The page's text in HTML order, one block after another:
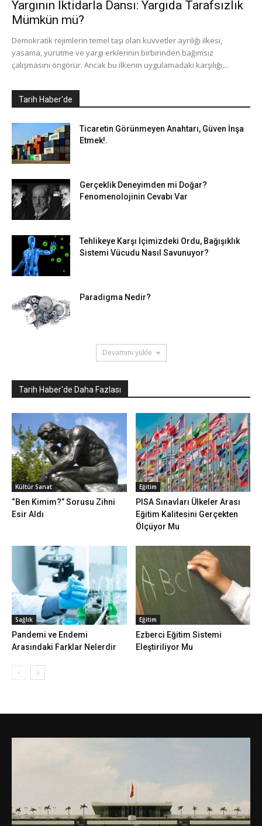
Yargının İktidarla Dansı: Yargıda Tarafsızlık
Mümkün mü?
Demokratik rejimlerin temel taşı olan kuvvetler ayrılığı ilkesi,
yasama, yürütme ve yargı erklerinin birbirinden bağımsız
çalışmasını öngörür. Ancak bu ilkenin uygulamadaki karşılığı,...
Tarih Haber'de
Ticaretin Görünmeyen Anahtarı, Güven İnşa
Etmek!.
Gerçeklik Deneyimden mi Doğar?
Fenomenolojinin Cevabı Var
Tehlikeye Karşı İçimizdeki Ordu, Bağışıklık
Sistemi Vücudu Nasıl Savunuyor?
Paradigma Nedir?
Devamını yükle
Tarih Haber'de Daha Fazlası
Kültür Sanat
“Ben Kimim?” Sorusu Zihni
Esir Aldı
Eğitim
PISA Sınavları Ülkeler Arası
Eğitim Kalitesini Gerçekten
Ölçüyor Mu
Sağlık
Pandemi ve Endemi
Arasındaki Farklar Nelerdir
Eğitim
Ezberci Eğitim Sistemi
Eleştiriliyor Mu